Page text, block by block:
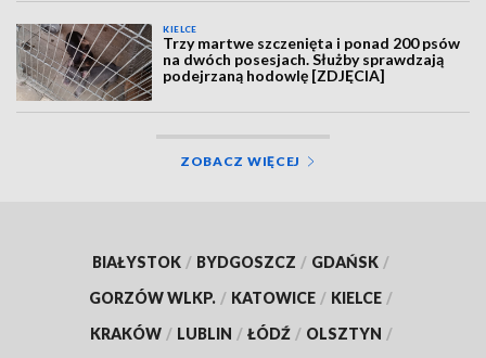
KIELCE
Trzy martwe szczenięta i ponad 200 psów
na dwóch posesjach. Służby sprawdzają
podejrzaną hodowlę [ZDJĘCIA]
ZOBACZ WIĘCEJ
BIAŁYSTOK / BYDGOSZCZ / GDAŃSK /
GORZÓW WLKP. / KATOWICE / KIELCE /
KRAKÓW / LUBLIN / ŁÓDŹ / OLSZTYN /